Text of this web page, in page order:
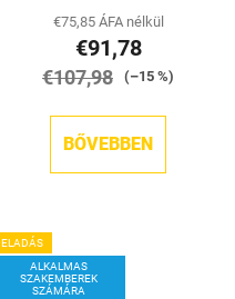
€75,85 ÁFA nélkül
€91,78
€107,98 (–15 %)
BŐVEBBEN
ELADÁS
ALKALMAS
SZAKEMBEREK
SZÁMÁRA